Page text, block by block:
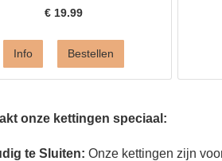
€ 19.99
onze kettingen speciaal:
te Sluiten: Onze kettingen zijn